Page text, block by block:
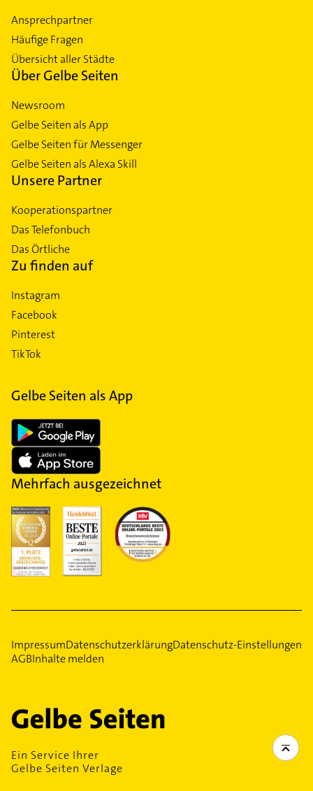
Ansprechpartner
Häufige Fragen
Übersicht aller Städte
Über Gelbe Seiten
Newsroom
Gelbe Seiten als App
Gelbe Seiten für Messenger
Gelbe Seiten als Alexa Skill
Unsere Partner
Kooperationspartner
Das Telefonbuch
Das Örtliche
Zu finden auf
Instagram
Facebook
Pinterest
TikTok
Gelbe Seiten als App
Mehrfach ausgezeichnet
ImpressumDatenschutzerklärungDatenschutz-Einstellungen
AGBInhalte melden
Ein Service Ihrer
Gelbe Seiten Verlage